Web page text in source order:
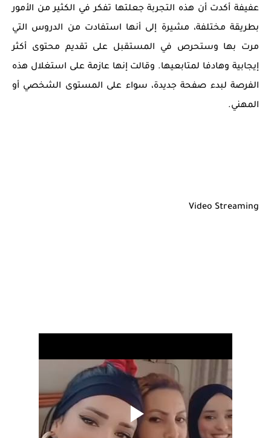
عفيفة أكدت أن هذه التجربة جعلتها تفكر في الكثير من الأمور
بطريقة مختلفة، مشيرة إلى أنها استفادت من الدروس التي
مرت بها وستحرص في المستقبل على تقديم محتوى أكثر
إيجابية وهادفا لمتابعيها. وقالت إنها عازمة على استغلال هذه
الفرصة لبدء صفحة جديدة، سواء على المستوى الشخصي أو
المهني.
Video Streaming